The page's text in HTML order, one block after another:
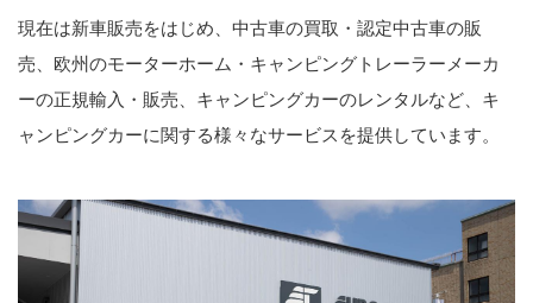
現在は新車販売をはじめ、中古車の買取・認定中古車の販
売、欧州のモーターホーム・キャンピングトレーラーメーカ
ーの正規輸入・販売、キャンピングカーのレンタルなど、キ
ャンピングカーに関する様々なサービスを提供しています。